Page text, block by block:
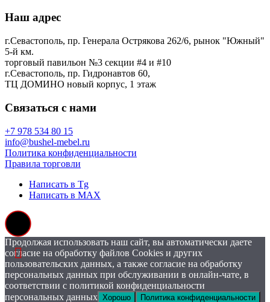
Наш адрес
г.Севастополь, пр. Генерала Острякова 262/6, рынок "Южный"
5-й км.
торговый павильон №3 секции #4 и #10
г.Севастополь, пр. Гидронавтов 60,
ТЦ ДОМИНО новый корпус, 1 этаж
Связаться с нами
+7 978 534 80 15
info@bushel-mebel.ru
Политика конфиденциальности
Правила торговли
Написать в Tg
Написать в MAX
Продолжая использовать наш сайт, вы автоматически даете
согласие на обработку файлов Cookies и других
пользовательских данных, а также согласие на обработку
персональных данных при обслуживании в онлайн-чате, в
соответствии с политикой конфиденциальности
персональных данных Хорошо Политика конфиденциальности